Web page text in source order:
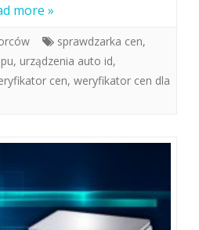
more »
sprawdzarka cen,
, urządzenia auto id,
cen, weryfikator cen dla